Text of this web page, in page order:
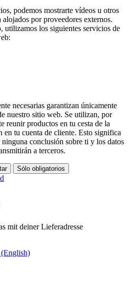
podemos mostrarte vídeos u otros
por proveedores externos.
utilizamos los siguientes servicios de
necesarias garantizan únicamente
nuestro sitio web. Se utilizan, por
reunir productos en tu cesta de la
en tu cuenta de cliente. Esto significa
ninguna conclusión sobre ti y los datos
a terceros.
Sólo obligatorios
mit deiner Lieferadresse